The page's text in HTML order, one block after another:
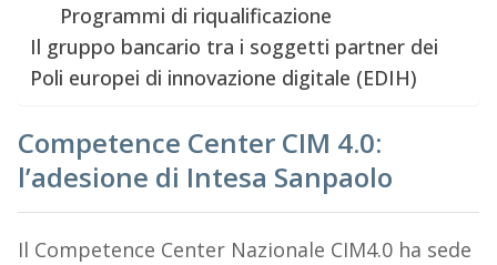
Programmi di riqualificazione
Il gruppo bancario tra i soggetti partner dei
Poli europei di innovazione digitale (EDIH)
Competence Center CIM 4.0:
l’adesione di Intesa Sanpaolo
Il Competence Center Nazionale CIM4.0 ha sede